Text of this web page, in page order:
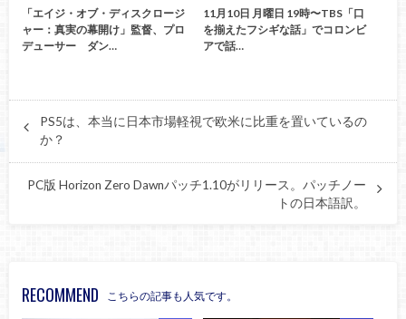
「エイジ・オブ・ディスクロージ
ャー：真実の幕開け」監督、プロ
デューサー ダン…
11月10日 月曜日 19時〜TBS「口
を揃えたフシギな話」でコロンビ
アで話…
PS5は、本当に日本市場軽視で欧米に比重を置いているの
か？
PC版 Horizon Zero Dawnパッチ1.10がリリース。パッチノー
トの日本語訳。
RECOMMEND こちらの記事も人気です。